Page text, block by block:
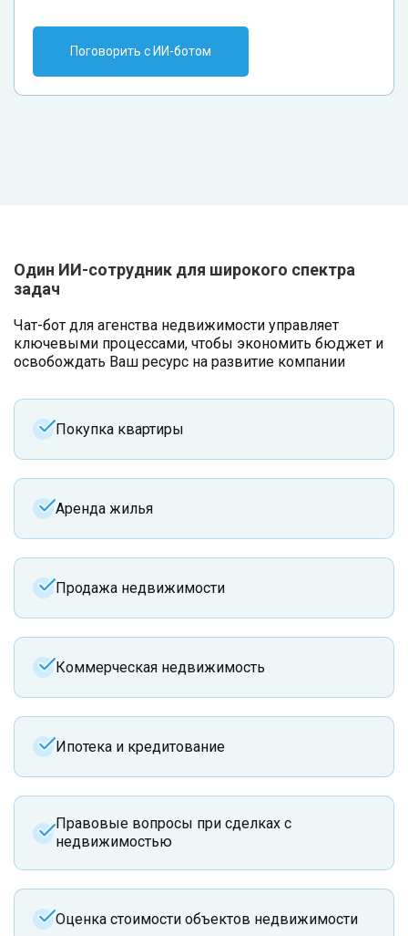
Поговорить с ИИ-ботом
Один ИИ-сотрудник для широкого спектра
задач
Чат-бот для агенства недвижимости управляет
ключевыми процессами, чтобы экономить бюджет и
освобождать Ваш ресурс на развитие компании
Покупка квартиры
Аренда жилья
Продажа недвижимости
Коммерческая недвижимость
Ипотека и кредитование
Правовые вопросы при сделках с
недвижимостью
Оценка стоимости объектов недвижимости